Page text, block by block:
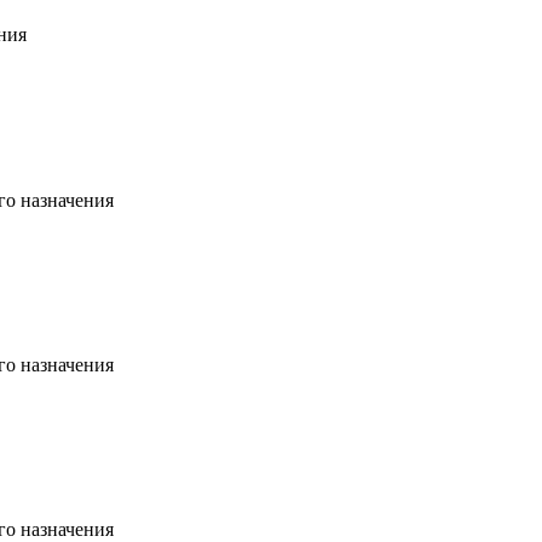
назначения
назначения
назначения